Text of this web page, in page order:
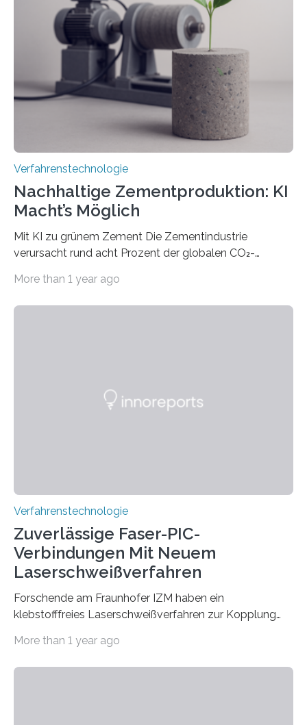
das gewünschte Muster und bringen es direkt auf die
Werkstückoberfläche. Das beschleunigt die
Bearbeitung deutlich und eröffnet neue Möglichkeiten
für Branchen wie die stahl- und metallverarbeitende
Industrie oder die Glasverarbeitung. Erste Tests…
Verfahrenstechnologie
Nachhaltige Zementproduktion: KI
Macht’s Möglich
Mit KI zu grünem Zement Die Zementindustrie
verursacht rund acht Prozent der globalen CO₂-
Flugverkehr. Forschende am Paul Scherrer Institut PSI
brennen, der Grundstoff für baufertigen Zement. Wenig
More than 1 year ago
Verfahrenstechnologie
Zuverlässige Faser-PIC-
Verbindungen Mit Neuem
Laserschweißverfahren
Forschende am Fraunhofer IZM haben ein
klebstofffreies Laserschweißverfahren zur Kopplung
optischen Glasfasern realisiert, welches auch in
More than 1 year ago